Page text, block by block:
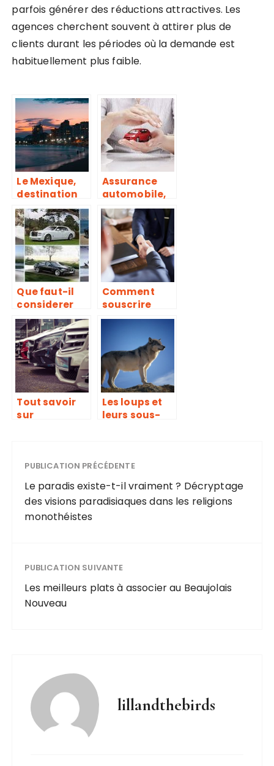
parfois générer des réductions attractives. Les
agences cherchent souvent à attirer plus de
clients durant les périodes où la demande est
habituellement plus faible.
Le Mexique,
destination
touristique
pour un
voyage entre
copines.
Assurance
automobile,
pourquoi est-
ce necessaire
?
Que faut-il
considerer
comme
criteres pour
acheter une
automobile ?
Comment
souscrire
chez un
assureur
apres achat
de vehicule
d’occasion ?
Tout savoir
sur
professionnel
Les loups et
leurs sous-
PUBLICATION PRÉCÉDENTE
Le paradis existe-t-il vraiment ? Décryptage
des visions paradisiaques dans les religions
monothéistes
PUBLICATION SUIVANTE
Les meilleurs plats à associer au Beaujolais
Nouveau
lillandthebirds